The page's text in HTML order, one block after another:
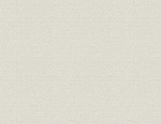
110階のレストラン
モスクワ
臨時役員会
コラム 生きた大震災の経験
第2章 「従軍の記録」